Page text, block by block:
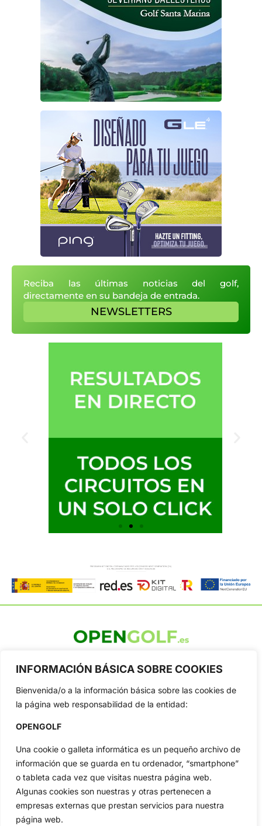
INFORMACIÓN BÁSICA SOBRE COOKIES
Bienvenida/o a la información básica sobre las cookies de
la página web responsabilidad de la entidad:
OPENGOLF
Una cookie o galleta informática es un pequeño archivo de
información que se guarda en tu ordenador, “smartphone”
o tableta cada vez que visitas nuestra página web.
Algunas cookies son nuestras y otras pertenecen a
empresas externas que prestan servicios para nuestra
página web.
Reciba las últimas noticias del golf,
directamente en su bandeja de entrada.
NEWSLETTERS
profesional y amateur, resultados en directo, vídeos, noticias,
Tour...
Categorias
Inicio
Amateurs
Circuitos
Especiales
Reglas
Vídeos
De Interés
Compañía
Aviso Legal